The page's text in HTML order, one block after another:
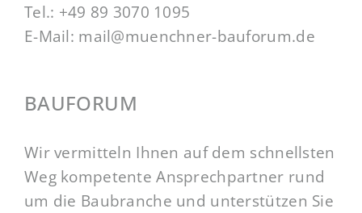
Tel.: +49 89 3070 1095
E-Mail: mail@muenchner-bauforum.de
BAUFORUM
Wir vermitteln Ihnen auf dem schnellsten
Weg kompetente Ansprechpartner rund
um die Baubranche und unterstützen Sie